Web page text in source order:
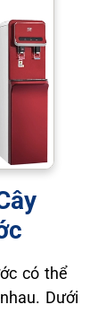
có thể
Dưới